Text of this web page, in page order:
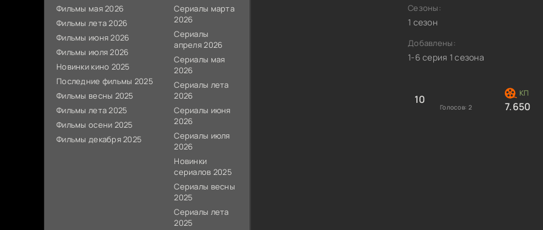
Сезоны:
1 сезон
Добавлены:
1-6 серия 1 сезона
10
Голосов: 2 7.650
Фильмы мая 2026
Фильмы лета 2026
Фильмы июня 2026
Фильмы июля 2026
Новинки кино 2025
Последние фильмы 2025
Фильмы весны 2025
Фильмы лета 2025
Фильмы осени 2025
Фильмы декабря 2025
Сериалы марта
2026
Сериалы
апреля 2026
Сериалы мая
2026
Сериалы лета
2026
Сериалы июня
2026
Сериалы июля
2026
Новинки
сериалов 2025
Сериалы весны
2025
Сериалы лета
2025